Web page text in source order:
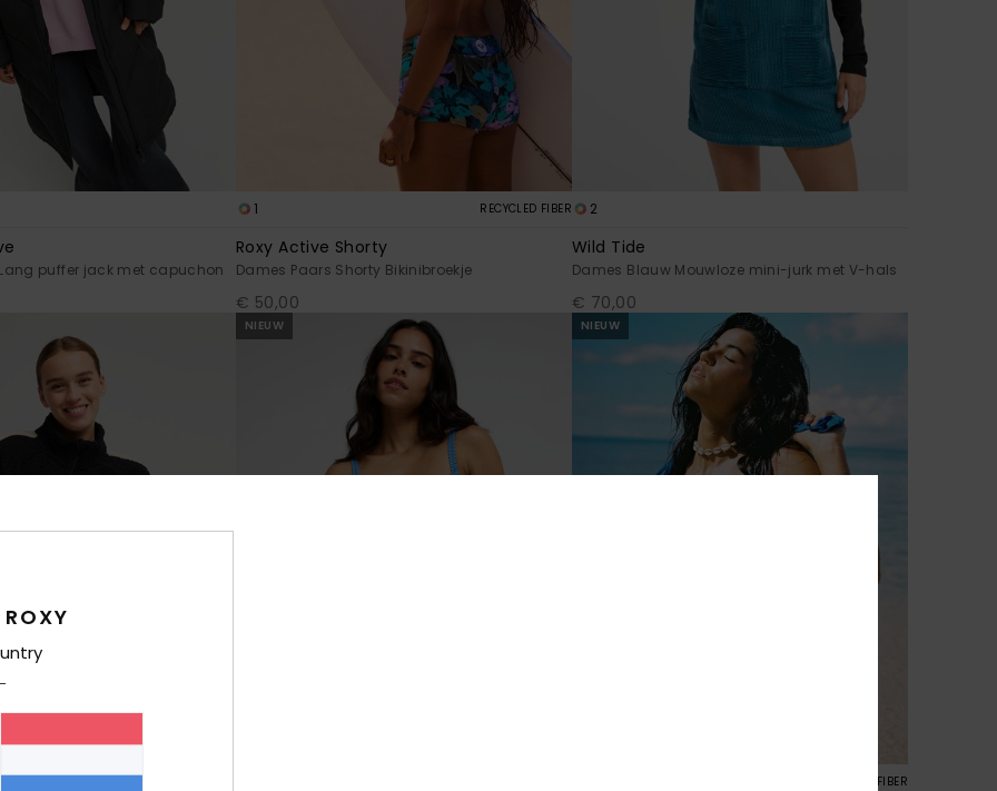
puffer jack met capuchon
1 RECYCLED FIBER
Roxy Active Shorty
Dames Paars Shorty Bikinibroekje
€ 50,00
2
Wild Tide
Dames Blauw Mouwloze mini-jurk met V-hals
€ 70,00
NIEUW NIEUW
RECYCLED FIBER